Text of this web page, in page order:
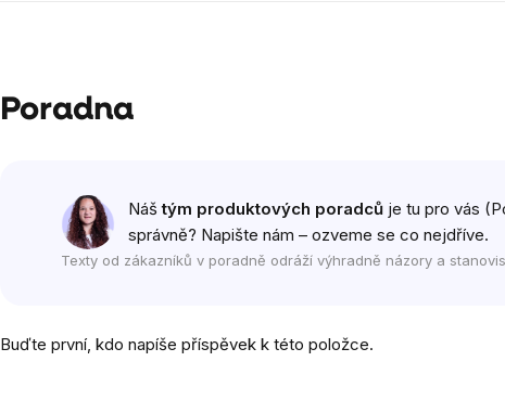
Poradna
Náštým produktových poradců je tu pro vás
správně? Napište nám – ozveme se co nejdříve.
Texty od zákazníků v poradně odráží výhradně názory a
Buďte první, kdo napíše příspěvek k této položce.